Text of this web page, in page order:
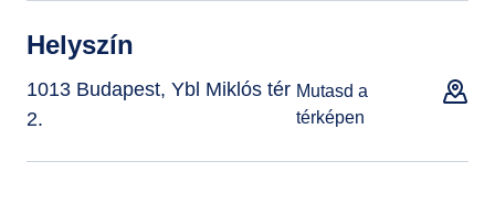
Helyszín
1013 Budapest, Ybl Miklós tér
2.
Mutasd a
térképen